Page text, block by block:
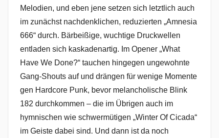
Melodien, und eben jene setzen sich letztlich auch
im zunächst nachdenklichen, reduzierten „Amnesia
666“ durch. Bärbeißige, wuchtige Druckwellen
entladen sich kaskadenartig. Im Opener „What
Have We Done?“ tauchen hingegen ungewohnte
Gang-Shouts auf und drängen für wenige Momente
gen Hardcore Punk, bevor melancholische Blink
182 durchkommen – die im Übrigen auch im
hymnischen wie schwermütigen „Winter Of Cicada“
im Geiste dabei sind. Und dann ist da noch